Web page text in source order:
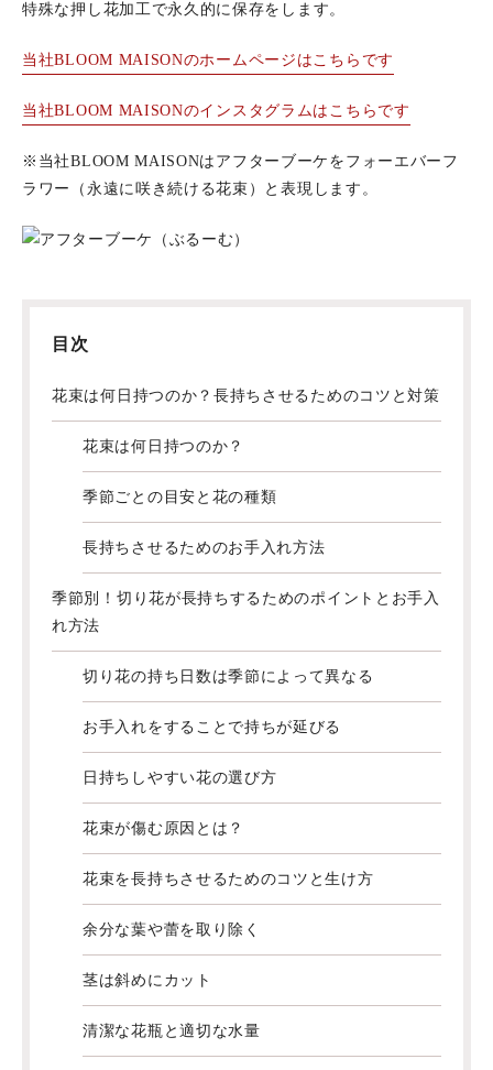
特殊な押し花加工で永久的に保存をします。
当社BLOOM MAISONのホームページはこちらです
当社BLOOM MAISONのインスタグラムはこちらです
※当社BLOOM MAISONはアフターブーケをフォーエバーフ
ラワー（永遠に咲き続ける花束）と表現します。
目次
花束は何日持つのか？長持ちさせるためのコツと対策
花束は何日持つのか？
季節ごとの目安と花の種類
長持ちさせるためのお手入れ方法
季節別！切り花が長持ちするためのポイントとお手入
れ方法
切り花の持ち日数は季節によって異なる
お手入れをすることで持ちが延びる
日持ちしやすい花の選び方
花束が傷む原因とは？
花束を長持ちさせるためのコツと生け方
余分な葉や蕾を取り除く
茎は斜めにカット
清潔な花瓶と適切な水量